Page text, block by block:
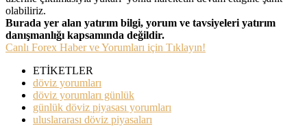
olabiliriz.
Burada yer alan yatırım bilgi, yorum ve tavsiyeleri yatırım
danışmanlığı kapsamında değildir.
Canlı Forex Haber ve Yorumları için Tıklayın!
ETİKETLER
döviz yorumları
döviz yorumları günlük
günlük döviz piyasası yorumları
uluslararası döviz piyasaları